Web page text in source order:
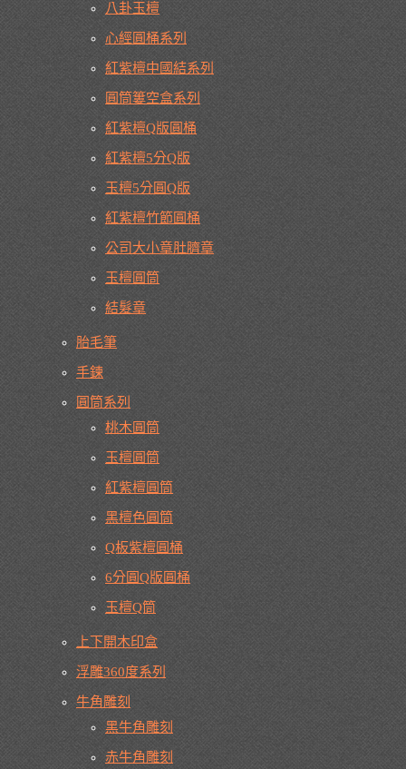
八卦玉檀
心經圓桶系列
紅紫檀中國結系列
圓筒簍空盒系列
紅紫檀Q版圓桶
紅紫檀5分Q版
玉檀5分圓Q版
紅紫檀竹節圓桶
公司大小章肚臍章
玉檀圓筒
結髮章
胎毛筆
手鍊
圓筒系列
桃木圓筒
玉檀圓筒
紅紫檀圓筒
黑檀色圓筒
Q板紫檀圓桶
6分圓Q版圓桶
玉檀Q筒
上下開木印盒
浮雕360度系列
牛角雕刻
黑牛角雕刻
赤牛角雕刻